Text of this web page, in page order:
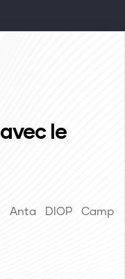
le
Anta DIOP Camp